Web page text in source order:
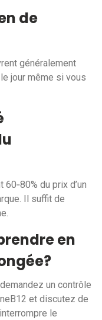
de
généralement
jour même si vous
du prix d’un
Il suffit de
en
un contrôle
et discutez de
le